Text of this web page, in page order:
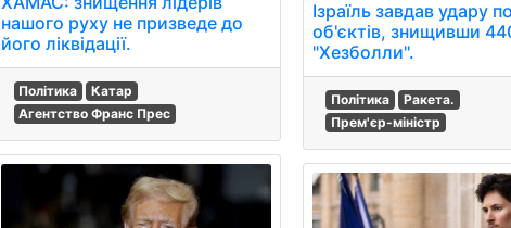
нашого руху не призведе до
його ліквідації.
Політика
Катар
Агентство Франс Прес
Ізраїль завдав удару
об'єктів, знищивши
"Хезболли".
Політика
Ракета.
Прем'єр-міністр